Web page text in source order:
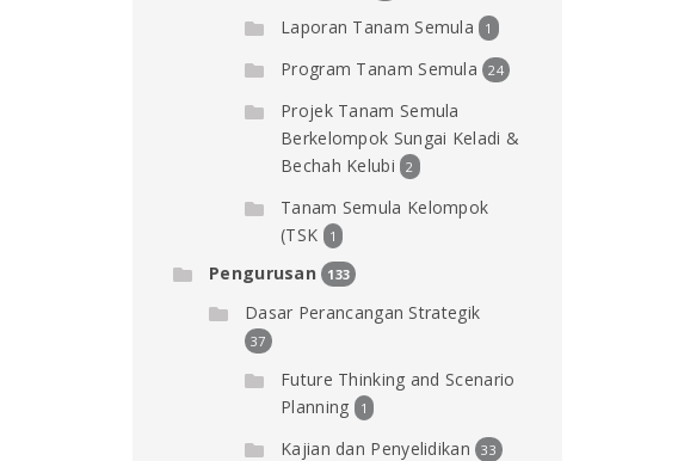
Laporan Tanam Semula 1
Program Tanam Semula 24
Projek Tanam Semula
Berkelompok Sungai Keladi &
Bechah Kelubi
2
Tanam Semula Kelompok
(TSK
1
Pengurusan 133
Dasar Perancangan Strategik
37
Future Thinking and Scenario
Planning
1
Kajian dan Penyelidikan 33